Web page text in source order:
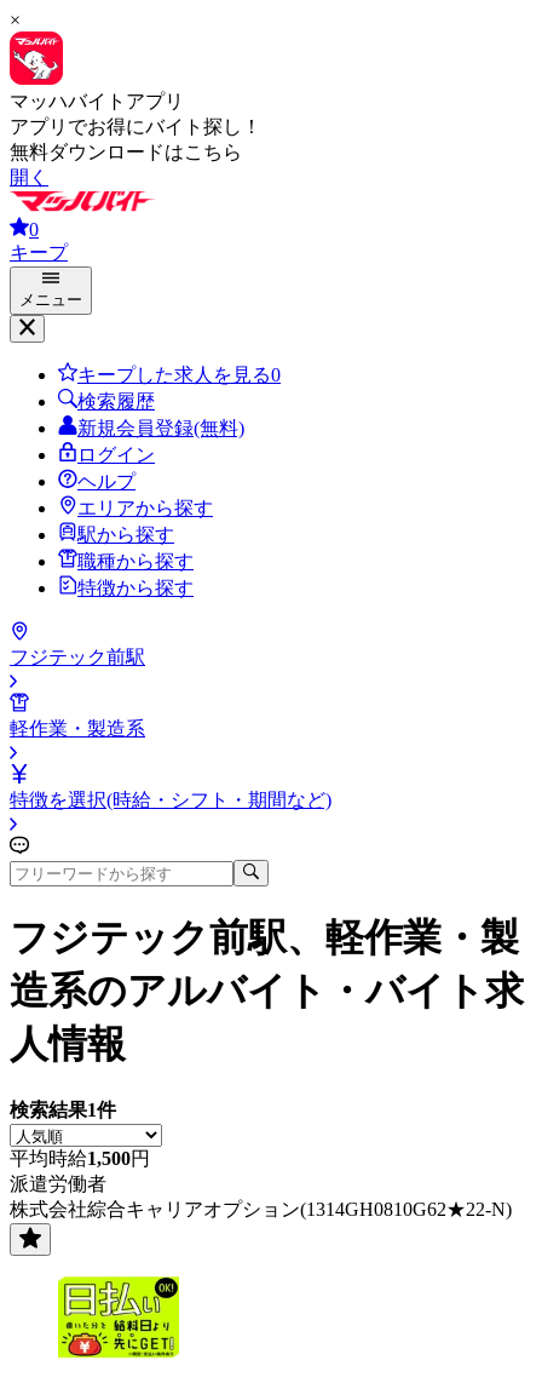
×
マッハバイトアプリ
アプリでお得にバイト探し！
無料ダウンロードはこちら
開く
0
キープ
メニュー
キープした求人を見る0
検索履歴
新規会員登録(無料)
ログイン
ヘルプ
エリアから探す
駅から探す
職種から探す
特徴から探す
フジテック前駅
軽作業・製造系
特徴を選択(時給・シフト・期間など)
フジテック前駅、軽作業・製
造系のアルバイト・バイト求
人情報
検索結果1件
平均時給1,500円
派遣労働者
株式会社綜合キャリアオプション(1314GH0810G62★22-N)